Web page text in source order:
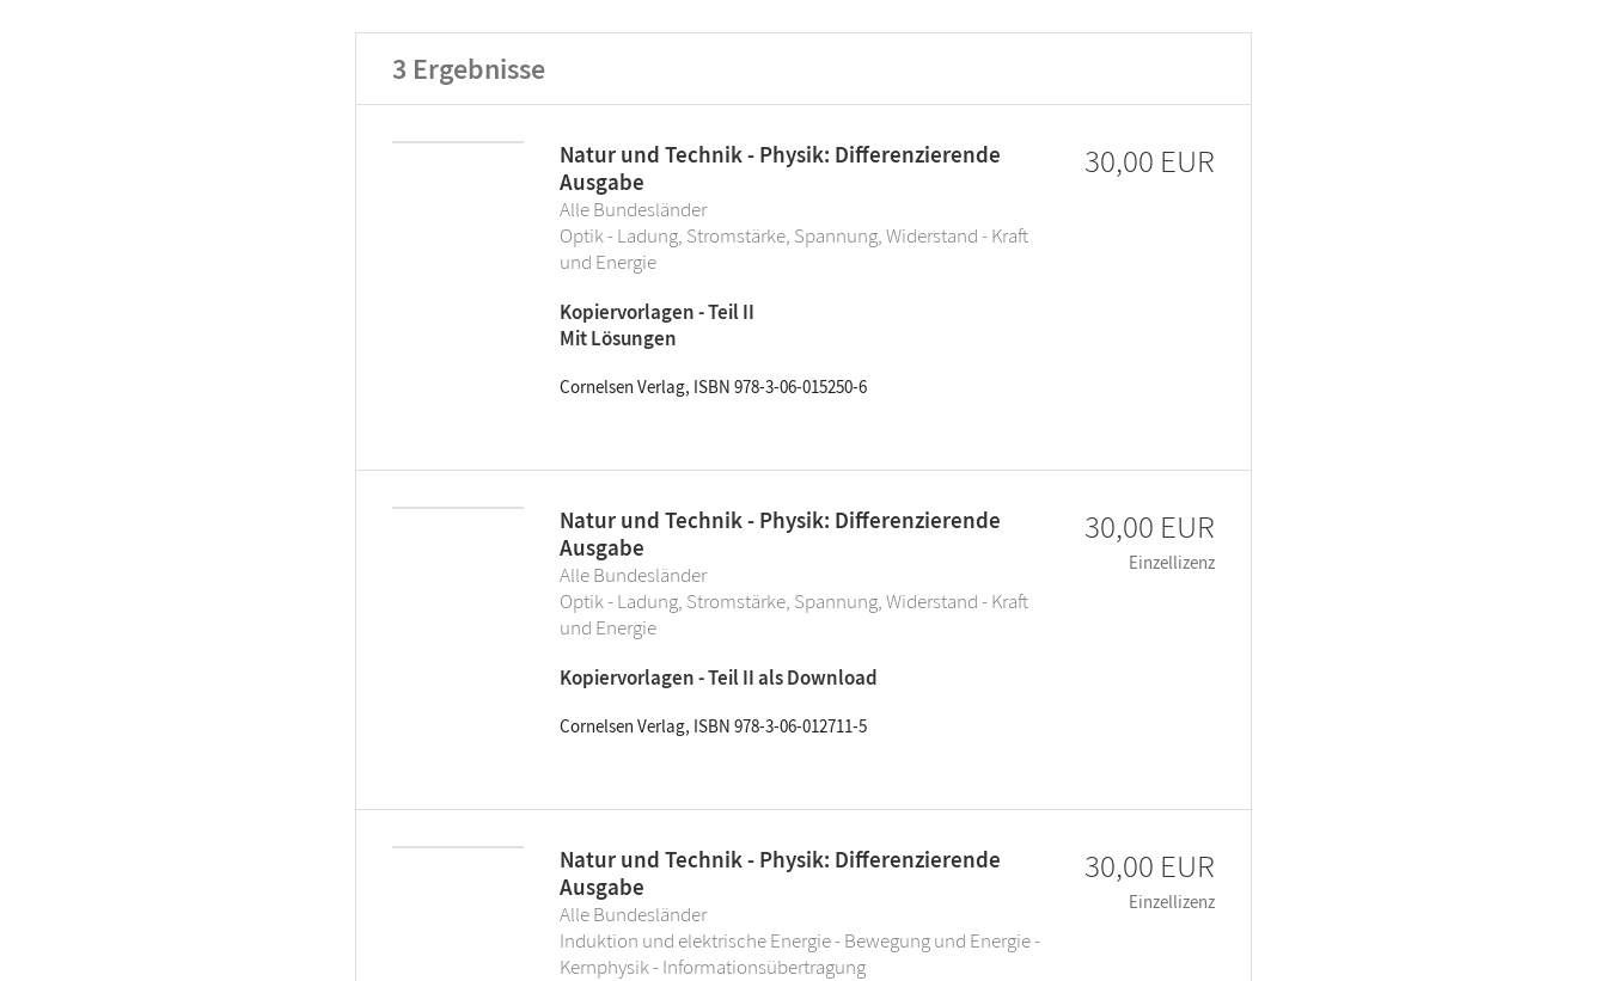
3 Ergebnisse
Natur und Technik - Physik: Differenzierende
Ausgabe
Alle Bundesländer
Optik - Ladung, Stromstärke, Spannung, Widerstand - Kraft
und Energie
Kopiervorlagen - Teil II
Mit Lösungen
Cornelsen Verlag, ISBN 978-3-06-015250-6
30,00 EUR
Natur und Technik - Physik: Differenzierende
Ausgabe
Alle Bundesländer
Optik - Ladung, Stromstärke, Spannung, Widerstand - Kraft
und Energie
Kopiervorlagen - Teil II als Download
Cornelsen Verlag, ISBN 978-3-06-012711-5
30,00 EUR
Einzellizenz
Natur und Technik - Physik: Differenzierende
Ausgabe
Alle Bundesländer
Induktion und elektrische Energie - Bewegung und Energie -
Kernphysik - Informationsübertragung
30,00 EUR
Einzellizenz